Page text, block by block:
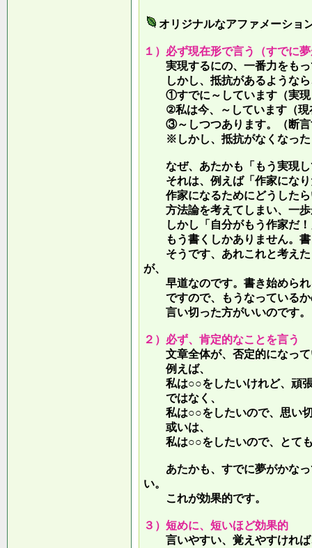
オリジナルなアファメーショ
１）必ず現在形で言う（すでに
実現するにの、一番力をもっ
しかし、抵抗があるような
①すでに～しています（実現
②私は今、～しています（現
③～しつつあります。（断言
※しかし、抵抗がなくなった
なぜ、あたかも「もう実現し
それは、例えば「作家になり
作家になるためにどうしたら
方法論を考えてしまい、一歩
しかし「自分がもう作家だ！
もう書くしかありません。書
そうです、あれこれと考えた
が、
早道なのです。書き始められ
ですので、もうなっているか
言い切った方がいいのです。
２）必ず、肯定的なことを言う
文章全体が、否定的になっ
例えば、
私は○○をしたいけれど、頑張
ではなく、
私は○○をしたいので、思い切
或いは、
私は○○をしたいので、とても
あたかも、すでに夢がかなっ
い。
これが効果的です。
３）短めに、短いほど効果的
言いやすい、覚えやすければ